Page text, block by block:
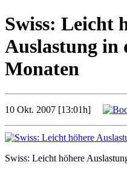
Swiss: Leicht
Auslastung in
Monaten
10 Okt. 2007 [13:01h]
Swiss: Leicht höhere